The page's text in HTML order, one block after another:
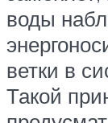
воды
ветки в
Такой